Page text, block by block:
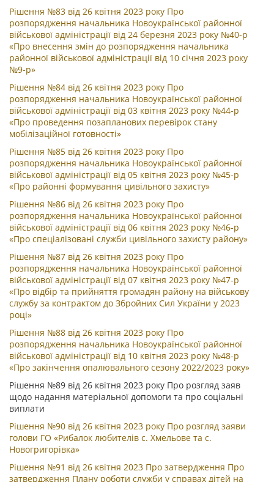
Рішення №83 від 26 квітня 2023 року Про
розпорядження начальника Новоукраїнської районної
військової адміністрації від 24 березня 2023 року №40-р
«Про внесення змін до розпорядження начальника
районної військової адміністрації від 10 січня 2023 року
№9-р»
Рішення №84 від 26 квітня 2023 року Про
розпорядження начальника Новоукраїнської районної
військової адміністрації від 03 квітня 2023 року №44-р
«Про проведення позапланових перевірок стану
мобілізаційної готовності»
Рішення №85 від 26 квітня 2023 року Про
розпорядження начальника Новоукраїнської районної
військової адміністрації від 05 квітня 2023 року №45-р
«Про районні формування цивільного захисту»
Рішення №86 від 26 квітня 2023 року Про
розпорядження начальника Новоукраїнської районної
військової адміністрації від 06 квітня 2023 року №46-р
«Про спеціалізовані служби цивільного захисту району»
Рішення №87 від 26 квітня 2023 року Про
розпорядження начальника Новоукраїнської районної
військової адміністрації від 07 квітня 2023 року №47-р
«Про відбір та прийняття громадян району на військову
службу за контрактом до Збройних Сил України у 2023
році»
Рішення №88 від 26 квітня 2023 року Про
розпорядження начальника Новоукраїнської районної
військової адміністрації від 10 квітня 2023 року №48-р
«Про закінчення опалювального сезону 2022/2023 року»
Рішення №89 від 26 квітня 2023 року Про розгляд заяв
щодо надання матеріальної допомоги та про соціальні
виплати
Рішення №90 від 26 квітня 2023 року Про розгляд заяви
голови ГО «Рибалок любителів с. Хмельове та с.
Новогригорівка»
Рішення №91 від 26 квітня 2023 Про затвердження Про
затвердження Плану роботи служби у справах дітей на